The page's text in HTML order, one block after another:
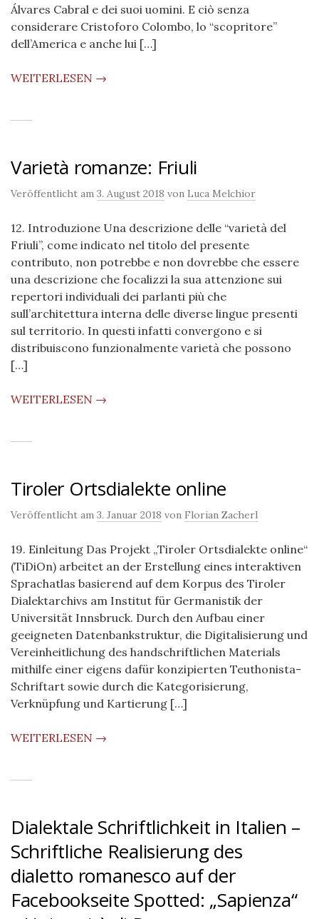
Álvares Cabral e dei suoi uomini. E ciò senza
considerare Cristoforo Colombo, lo “scopritore”
dell’America e anche lui […]
WEITERLESEN →
Varietà romanze: Friuli
Veröffentlicht am 3. August 2018 von Luca Melchior
12. Introduzione Una descrizione delle “varietà del
Friuli”, come indicato nel titolo del presente
contributo, non potrebbe e non dovrebbe che essere
una descrizione che focalizzi la sua attenzione sui
repertori individuali dei parlanti più che
sull’architettura interna delle diverse lingue presenti
sul territorio. In questi infatti convergono e si
distribuiscono funzionalmente varietà che possono
[…]
WEITERLESEN →
Tiroler Ortsdialekte online
Veröffentlicht am 3. Januar 2018 von Florian Zacherl
19. Einleitung Das Projekt „Tiroler Ortsdialekte online“
(TiDiOn) arbeitet an der Erstellung eines interaktiven
Sprachatlas basierend auf dem Korpus des Tiroler
Dialektarchivs am Institut für Germanistik der
Universität Innsbruck. Durch den Aufbau einer
geeigneten Datenbankstruktur, die Digitalisierung und
Vereinheitlichung des handschriftlichen Materials
mithilfe einer eigens dafür konzipierten Teuthonista-
Schriftart sowie durch die Kategorisierung,
Verknüpfung und Kartierung […]
WEITERLESEN →
Dialektale Schriftlichkeit in Italien –
Schriftliche Realisierung des
dialetto romanesco auf der
Facebookseite Spotted: „Sapienza“